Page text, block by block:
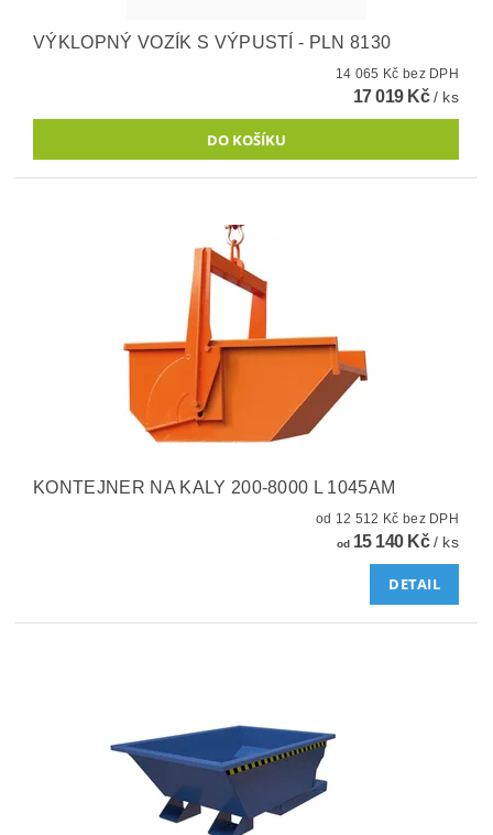
VÝKLOPNÝ VOZÍK S VÝPUSTÍ - PLN 8130
14 065 Kč bez DPH
17 019 Kč/ ks
KONTEJNER NA KALY 200-8000 L 1045AM
od 12 512 Kč bez DPH
od15 140 Kč/ ks
DETAIL